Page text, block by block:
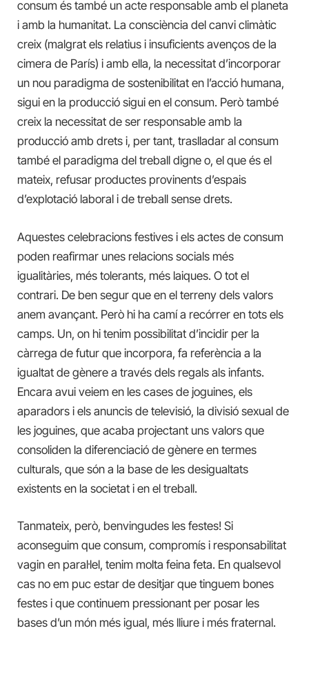
consum és també un acte responsable amb el planeta
i amb la humanitat. La consciència del canvi climàtic
creix (malgrat els relatius i insuficients avenços de la
cimera de París) i amb ella, la necessitat d’incorporar
un nou paradigma de sostenibilitat en l’acció humana,
sigui en la producció sigui en el consum. Però també
creix la necessitat de ser responsable amb la
producció amb drets i, per tant, traslladar al consum
també el paradigma del treball digne o, el que és el
mateix, refusar productes provinents d’espais
d’explotació laboral i de treball sense drets.
Aquestes celebracions festives i els actes de consum
poden reafirmar unes relacions socials més
igualitàries, més tolerants, més laiques. O tot el
contrari. De ben segur que en el terreny dels valors
anem avançant. Però hi ha camí a recórrer en tots els
camps. Un, on hi tenim possibilitat d’incidir per la
càrrega de futur que incorpora, fa referència a la
igualtat de gènere a través dels regals als infants.
Encara avui veiem en les cases de joguines, els
aparadors i els anuncis de televisió, la divisió sexual de
les joguines, que acaba projectant uns valors que
consoliden la diferenciació de gènere en termes
culturals, que són a la base de les desigualtats
existents en la societat i en el treball.
Tanmateix, però, benvingudes les festes! Si
aconseguim que consum, compromís i responsabilitat
vagin en paral·lel, tenim molta feina feta. En qualsevol
cas no em puc estar de desitjar que tinguem bones
festes i que continuem pressionant per posar les
bases d’un món més igual, més lliure i més fraternal.